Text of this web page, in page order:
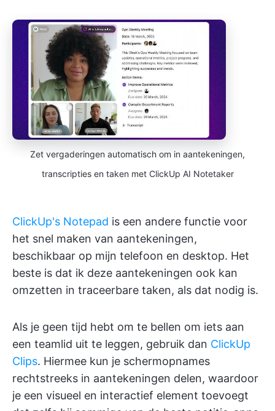
Zet vergaderingen automatisch om in aantekeningen,
transcripties en taken met ClickUp AI Notetaker
ClickUp's Notepad is een andere functie voor
het snel maken van aantekeningen,
beschikbaar op mijn telefoon en desktop. Het
beste is dat ik deze aantekeningen ook kan
omzetten in traceerbare taken, als dat nodig is.
Als je geen tijd hebt om te bellen om iets aan
een teamlid uit te leggen, gebruik dan ClickUp
Clips. Hiermee kun je schermopnames
rechtstreeks in aantekeningen delen, waardoor
je een visueel en interactief element toevoegt